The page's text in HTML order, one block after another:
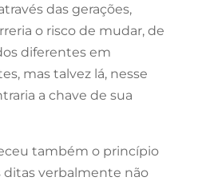
das gerações,
o risco de mudar, de
diferentes em
mas talvez lá, nesse
a chave de sua
também o princípio
ditas verbalmente não